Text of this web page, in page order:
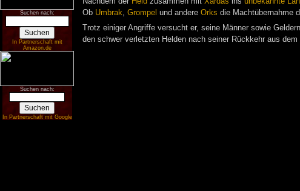
Suchen nach:
In Partnerschaft mit
Amazon.de
Suchen nach:
In Partnerschaft mit Google
Ob Umbrak, Grompel und andere Orks die Machtübernahme
Trotz einiger Angriffe versucht er, seine Männer sowie
den schwer verletzten Helden nach seiner Rückkehr aus